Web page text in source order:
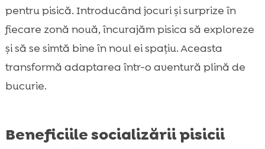
pentru pisică. Introducând jocuri și surprize în
fiecare zonă nouă, încurajăm pisica să exploreze
și să se simtă bine în noul ei spațiu. Aceasta
transformă adaptarea într-o aventură plină de
bucurie.
Beneficiile socializării pisicii